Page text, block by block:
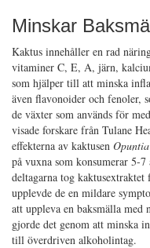
Minskar
Kaktus innehåller en rad
vitaminer C, E, A, järn,
som hjälper till att minska
även flavonoider och fenoler,
de växter som används för
visade forskare från Tulane
effekterna av kaktusen
på vuxna som konsumerar 5-
deltagarna tog
upplevde de en mildare
att uppleva en baksmälla med
gjorde det genom att minska
till överdriven alkoholintag.